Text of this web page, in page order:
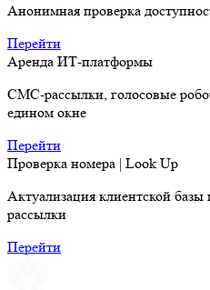
Анонимная проверка
Перейти
Аренда ИТ-платформы
СМС-рассылки, голосовые
едином окне
Перейти
Проверка номера | Look Up
Актуализация клиентской
рассылки
Перейти